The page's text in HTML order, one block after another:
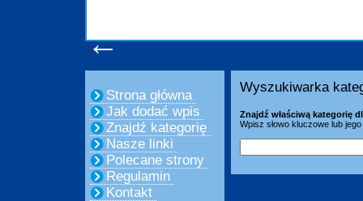
←
Strona główna
Jak dodać wpis
Znajdź kategorię
Nasze linki
Polecane strony
Regulamin
Kontakt
Wyszukiwarka
Znajdź właściwą kategorię
Wpisz słowo kluczowe lub